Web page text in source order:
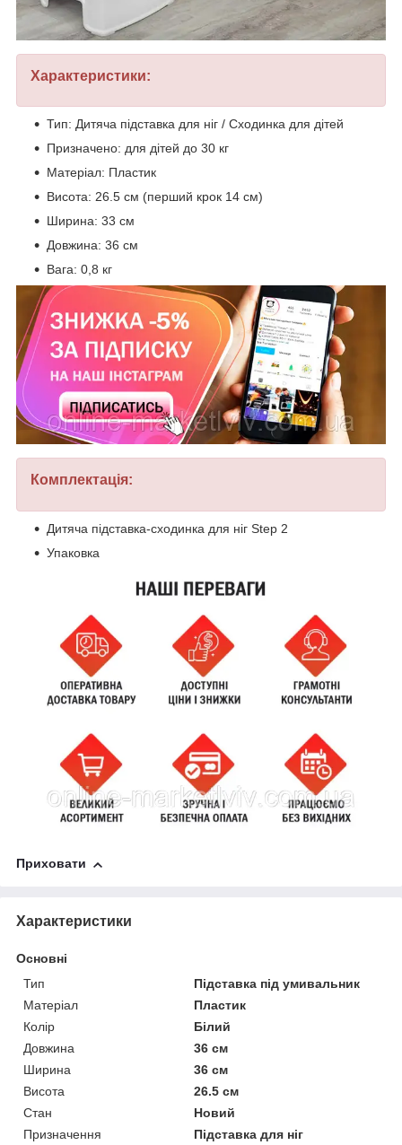
Характеристики:
Тип: Дитяча підставка для ніг / Сходинка для дітей
Призначено: для дітей до 30 кг
Матеріал: Пластик
Висота: 26.5 см (перший крок 14 см)
Ширина: 33 см
Довжина: 36 см
Вага: 0,8 кг
Комплектація:
Дитяча підставка-сходинка для ніг Step 2
Упаковка
Приховати
Характеристики
Основні
Тип
Підставка під умивальник
Матеріал
Пластик
Колір
Білий
Довжина
36 см
Ширина
36 см
Висота
26.5 см
Стан
Новий
Призначення
Підставка для ніг